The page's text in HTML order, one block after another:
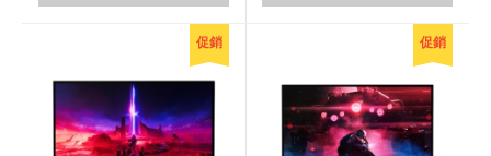
促銷 促銷